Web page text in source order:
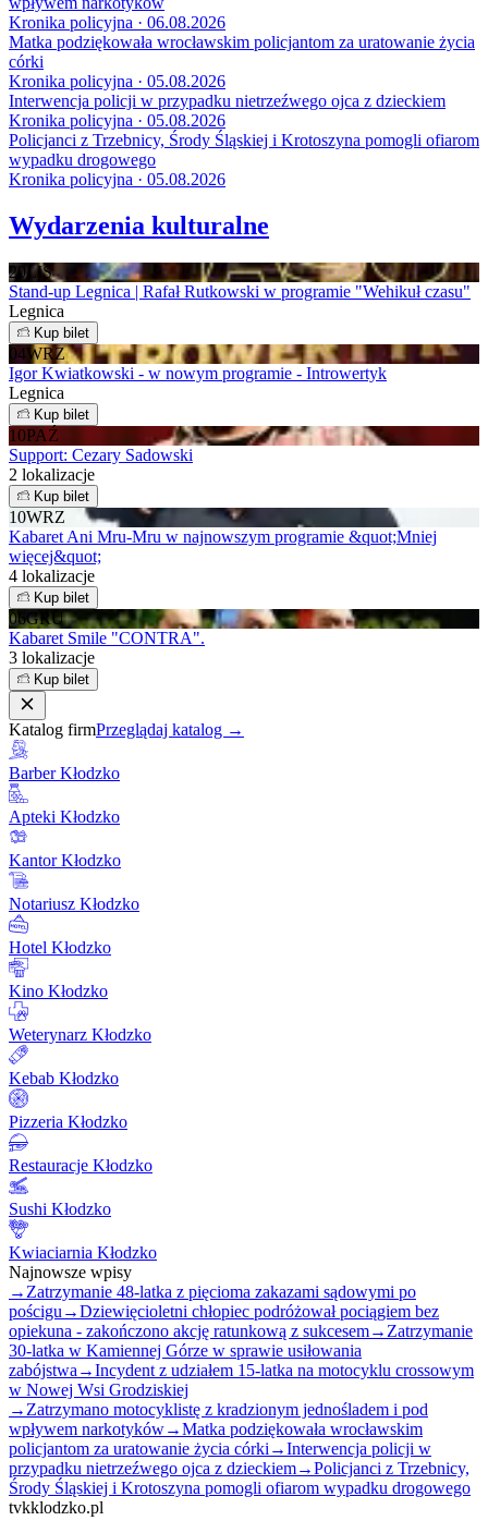
Kronika policyjna · 06.08.2026
Matka podziękowała wrocławskim policjantom za uratowanie życia
córki
Kronika policyjna · 05.08.2026
Interwencja policji w przypadku nietrzeźwego ojca z dzieckiem
Kronika policyjna · 05.08.2026
Policjanci z Trzebnicy, Środy Śląskiej i Krotoszyna pomogli ofiarom
wypadku drogowego
Kronika policyjna · 05.08.2026
Wydarzenia kulturalne
20 LIS
Stand-up Legnica | Rafał Rutkowski w programie "Wehikuł czasu"
Legnica
Kup bilet
04WRZ
Igor Kwiatkowski - w nowym programie - Introwertyk
Legnica
Kup bilet
10PAŹ
Support: Cezary Sadowski
2 lokalizacje
Kup bilet
10WRZ
Kabaret Ani Mru-Mru w najnowszym programie &quot;Mniej
więcej&quot;
4 lokalizacje
Kup bilet
06GRU
Kabaret Smile "CONTRA".
3 lokalizacje
Kup bilet
Katalog firmPrzeglądaj katalog →
Barber Kłodzko
Apteki Kłodzko
Kantor Kłodzko
Notariusz Kłodzko
Hotel Kłodzko
Kino Kłodzko
Weterynarz Kłodzko
Kebab Kłodzko
Pizzeria Kłodzko
Restauracje Kłodzko
Sushi Kłodzko
Kwiaciarnia Kłodzko
Najnowsze wpisy
→ Zatrzymanie 48-latka z pięcioma zakazami sądowymi po
pościgu →Dziewięcioletni chłopiec podróżował pociągiem bez
opiekuna - zakończono akcję ratunkową z sukcesem→ Zatrzymanie
30-latka w Kamiennej Górze w sprawie usiłowania
zabójstwa →Incydent z udziałem 15-latka na motocyklu crossowym
w Nowej Wsi Grodziskiej
→ Zatrzymano motocyklistę z kradzionym jednośladem i pod
wpływem narkotyków→Matka podziękowała wrocławskim
policjantom za uratowanie życia córki →Interwencja policji w
przypadku nietrzeźwego ojca z dzieckiem→Policjanci z Trzebnicy,
Środy Śląskiej i Krotoszyna pomogli ofiarom wypadku drogowego
tvkklodzko.pl